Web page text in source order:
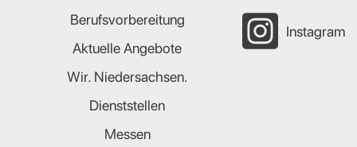
Berufsvorbereitung
Aktuelle Angebote
Wir. Niedersachsen.
Dienststellen
Messen
Instagram